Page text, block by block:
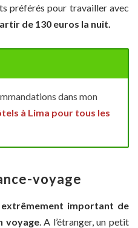
préférés pour travailler avec
de 130 euros la nuit.
dans mon
à Lima pour tous les
voyage
extrêmement important de
voyage. A l’étranger, un petit